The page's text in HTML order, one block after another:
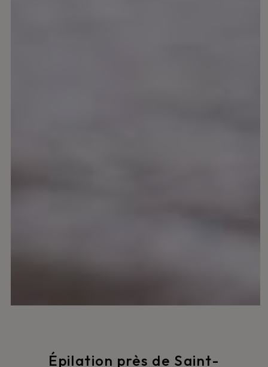
Épilation près de Saint-